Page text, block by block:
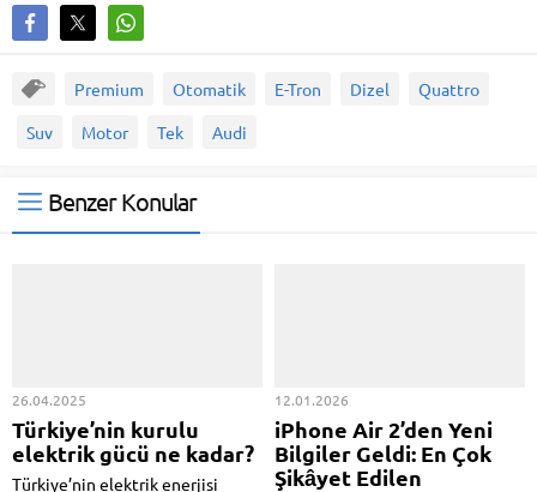
Premium Otomatik E-Tron Dizel
Quattro
Suv
Motor Tek Audi
Benzer Konular
26.04.2025
Türkiye’nin kurulu
elektrik gücü ne kadar?
Türkiye’nin elektrik enerjisi
12.01.2026
iPhone Air 2’den Yeni
Bilgiler Geldi: En Çok
Şikâyet Edilen